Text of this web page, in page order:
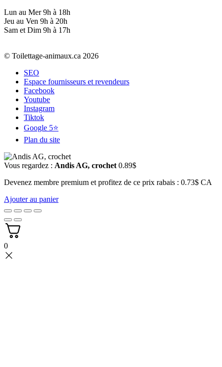
Lun au Mer 9h à 18h
Jeu au Ven 9h à 20h
Sam et Dim 9h à 17h
© Toilettage-animaux.ca 2026
SEO
Espace fournisseurs et revendeurs
Facebook
Youtube
Instagram
Tiktok
Google 5⭐
Plan du site
Vous regardez : Andis AG, crochet 0.89$
Devenez membre premium et profitez de ce prix rabais : 0.73$ CA
Ajouter au panier
0